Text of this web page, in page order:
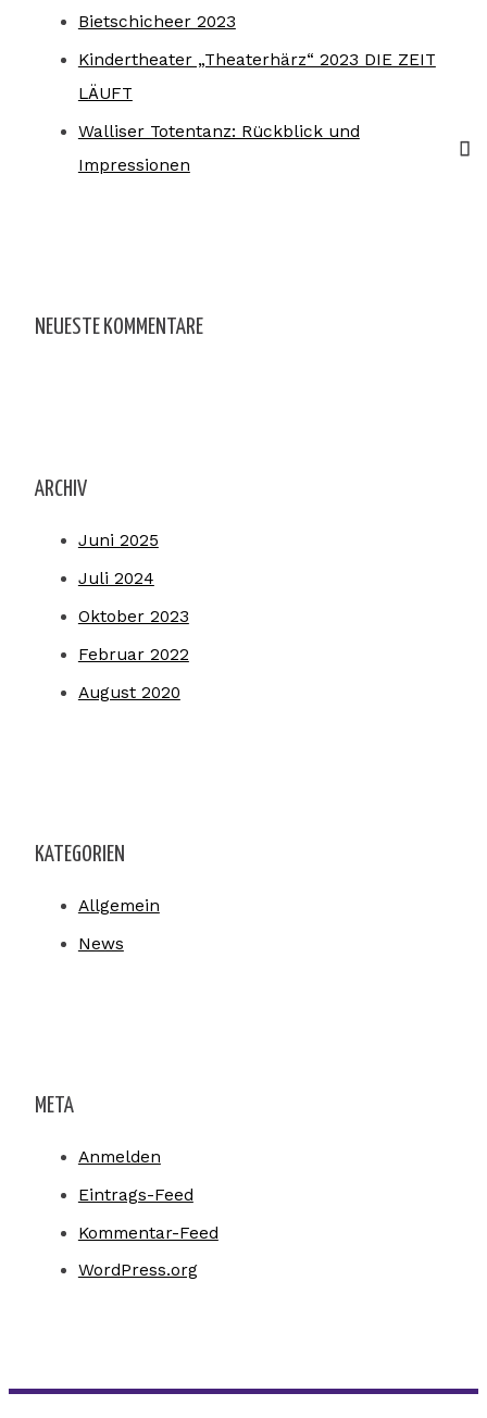
Bietschicheer 2023
Kindertheater „Theaterhärz“ 2023 DIE ZEIT
LÄUFT
Walliser Totentanz: Rückblick und
Impressionen
NEUESTE KOMMENTARE
ARCHIV
Juni 2025
Juli 2024
Oktober 2023
Februar 2022
August 2020
KATEGORIEN
Allgemein
News
META
Anmelden
Eintrags-Feed
Kommentar-Feed
WordPress.org